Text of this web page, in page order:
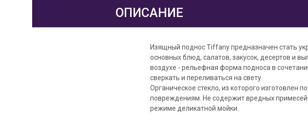
ОПИСАНИЕ
Изящный поднос Tiffany предназначен стать
основных блюд, салатов, закусок, десертов и
воздухе - рельефная форма подноса в
сверкать и переливаться на свету.
Органическое стекло, из которого изготовлен
повреждениям. Не содержит вредных
режиме деликатной мойки.